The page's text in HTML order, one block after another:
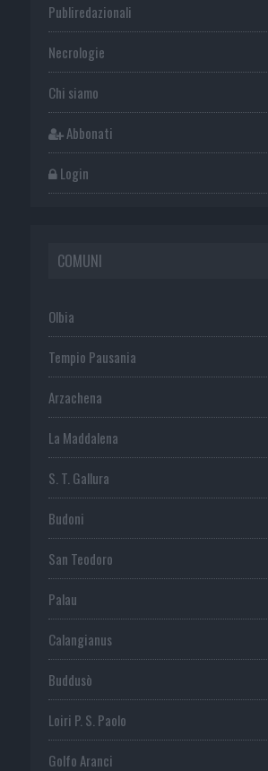
Publiredazionali
Necrologie
Chi siamo
Abbonati
Login
COMUNI
Olbia
Tempio Pausania
Arzachena
La Maddalena
S. T. Gallura
Budoni
San Teodoro
Palau
Calangianus
Buddusò
Loiri P. S. Paolo
Golfo Aranci